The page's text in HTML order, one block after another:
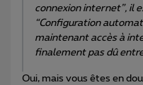
connexion internet”, il
“Configuration
maintenant accès à
finalement pas dû
Oui, mais vous êtes en